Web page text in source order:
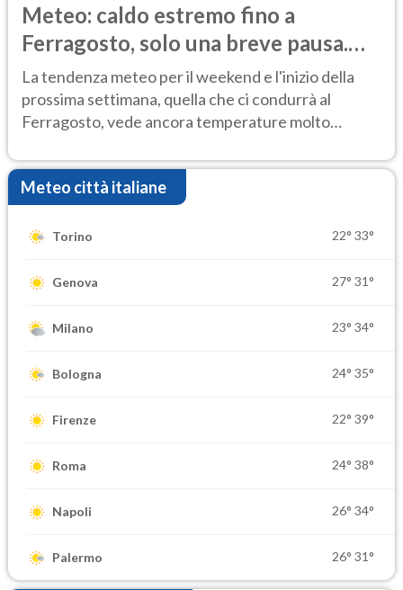
Meteo: caldo estremo fino a
Ferragosto, solo una breve pausa.
Ecco dove
La tendenza meteo per il weekend e l'inizio della
prossima settimana, quella che ci condurrà al
Ferragosto, vede ancora temperature molto
Meteo città italiane
Torino 22° 33°
Genova 27° 31°
Milano 23° 34°
Bologna 24° 35°
Firenze 22° 39°
Roma 24° 38°
Napoli 26° 34°
Palermo 26° 31°